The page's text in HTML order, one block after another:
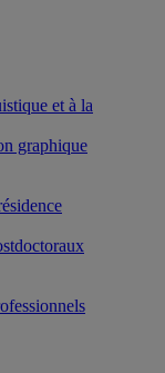
et à la
graphique